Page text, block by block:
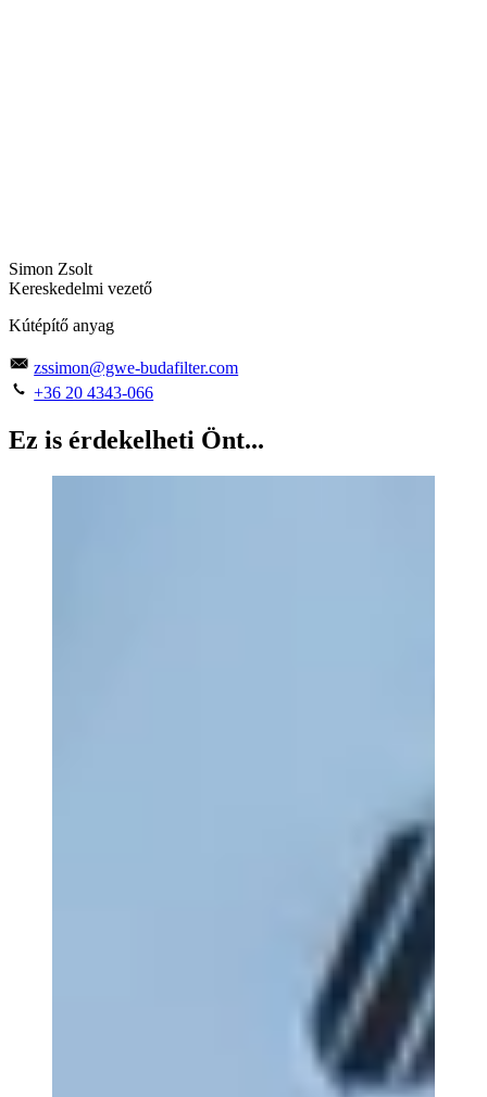
Simon Zsolt
Kereskedelmi vezető
Kútépítő anyag
zssimon@gwe-budafilter.com
+36 20 4343-066
Ez is érdekelheti Önt...